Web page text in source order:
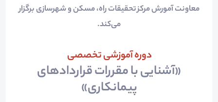
معاونت آمورش مرکز تحقیقات راه، مسکن و شهرسازی برگزار
می‌‌کند.
دوره آموزشی تخصصی
«آشنایی با مقررات قراردادهای
پیمانکاری»